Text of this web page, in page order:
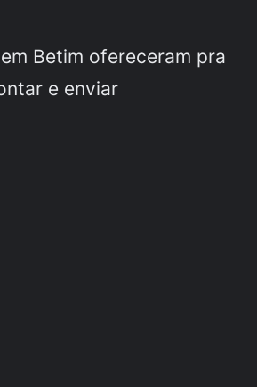
Betim ofereceram pra
e enviar